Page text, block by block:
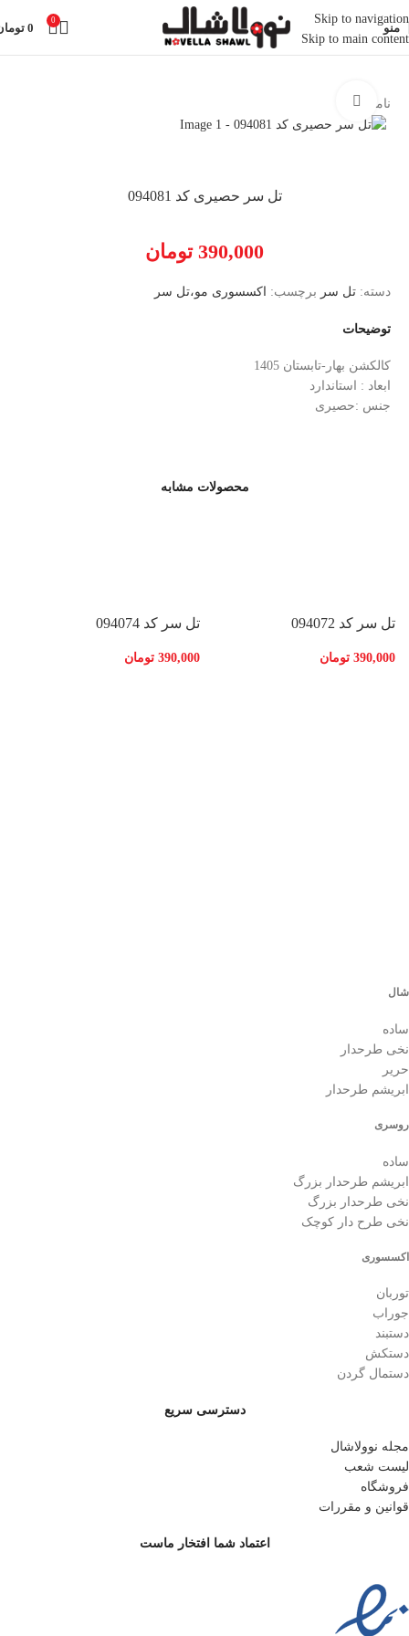
Skip to navigation
Skip to main content
منو
0
0
خانه اکسسوری تل سر
ناموجود
تل سر حصیری کد 094081
390,000 تومان
دسته: تل سر برچسب: اکسسوری مو،تل سر
توضیحات
کالکشن بهار-تابستان 1405
ابعاد : استاندارد
جنس :حصیری
محصولات مشابه
تل سر کد 094072
390,000 تومان
تل سر کد 094074
390,000 تومان
شال
ساده
نخی طرحدار
حریر
ابریشم طرحدار
روسری
ساده
ابریشم طرحدار بزرگ
نخی طرحدار بزرگ
نخی طرح دار کوچک
اکسسوری
توربان
جوراب
دستبند
دستکش
دستمال گردن
دسترسی سریع
مجله نوولاشال
لیست شعب
فروشگاه
قوانین و مقررات
اعتماد شما افتخار ماست